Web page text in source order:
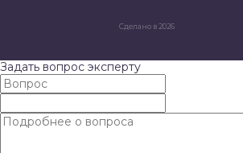
Сделано в 2026
Задать вопрос эксперту